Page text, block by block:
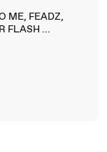
ME, FEADZ,
FLASH ...